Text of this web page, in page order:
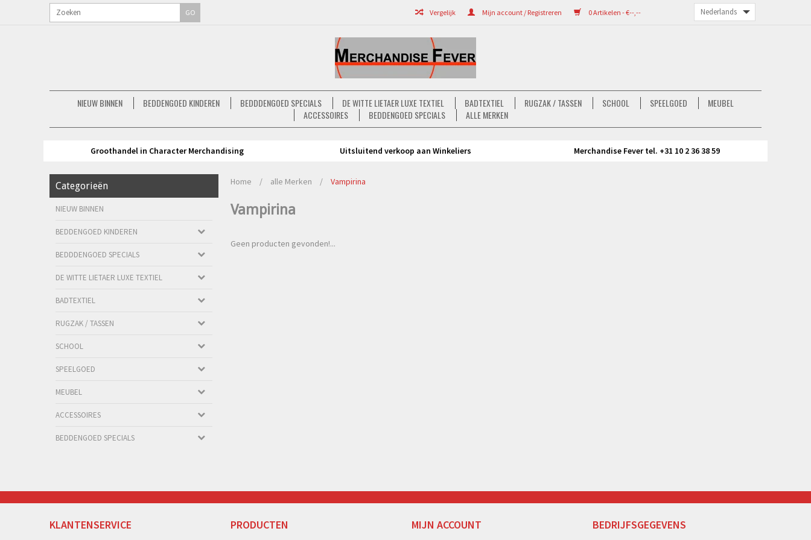
0 Artikelen - €--,--
Mijn account / Registreren
Vergelijk
GO
NIEUW BINNEN BEDDENGOED KINDEREN BEDDDENGOED SPECIALS DE WITTE LIETAER LUXE TEXTIEL BADTEXTIEL RUGZAK / TASSEN SCHOOL SPEELGOED
MEUBEL
ACCESSOIRES
BEDDENGOED SPECIALS ALLE MERKEN
Groothandel in Character Merchandising Uitsluitend verkoop aan Winkeliers Merchandise Fever tel. +31 10 2 36 38 59
Categorieën
NIEUW BINNEN
BEDDENGOED KINDEREN
BEDDDENGOED SPECIALS
DE WITTE LIETAER LUXE TEXTIEL
BADTEXTIEL
RUGZAK / TASSEN
SCHOOL
SPEELGOED
MEUBEL
ACCESSOIRES
BEDDENGOED SPECIALS
Home / alle Merken / Vampirina
Vampirina
Geen producten gevonden!...
KLANTENSERVICE PRODUCTEN MIJN ACCOUNT BEDRIJFSGEGEVENS